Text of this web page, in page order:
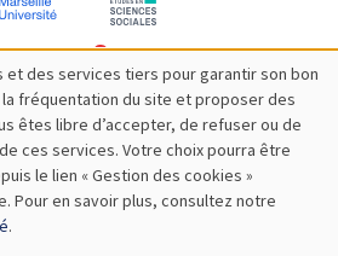
des services tiers pour garantir son bon
fréquentation du site et proposer des
êtes libre d’accepter, de refuser ou de
ces services. Votre choix pourra être
le lien « Gestion des cookies »
Pour en savoir plus, consultez notre
.